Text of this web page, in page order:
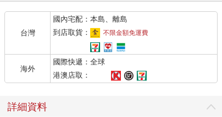
台灣
國內宅配：本島、離島
到店取貨：
不限金額免運費
海外
國際快遞：全球
港澳店取：
詳細資料